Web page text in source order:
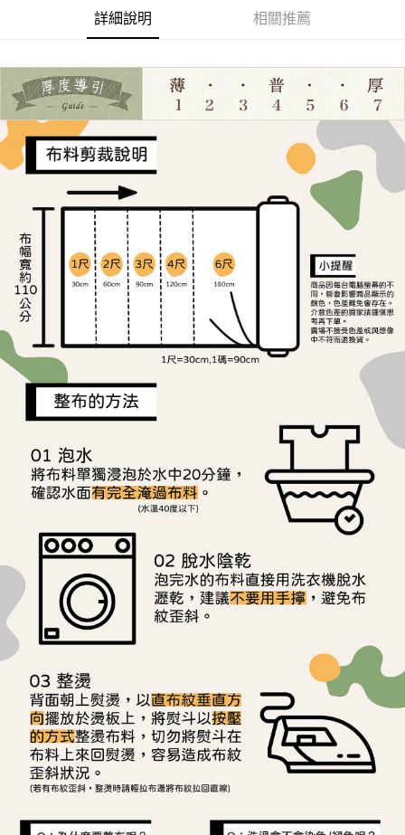
流程，驗證手機門號後，選擇欲分期的期數、繳款截止日，確認付款後即完
消。如遇「轉專審核」未通過狀況，表示未達大哥付你分期系統評分，恕無
法說明評估內容。
【繳款方式說明】
1.分期款項不併入電信帳單，「大哥付你分期」於每月結算日後寄送繳費提
醒簡訊。
2.透過簡訊連結打開帳單後，可選擇「超商條碼／台灣大直營門市／銀行轉
帳／街口支付／iPASS MONEY」等通路繳費。
【注意事項】
1.本服務係由「台灣大哥大股份有限公司」（以下簡稱本公司）所提供，讓
用戶於交易時，得透過本服務購買商品或服務，並由商店將買賣／分期付款
買賣價金債權讓與本公司後，依約使用本公司帳單繳交帳款。
2.基於同意付款使用「大哥付你分期」之契約關係目的，商店將以您的個人
資料（包含姓名、電話或地址）提供予台灣大哥大進項蒐集、處理及利用，
由本公司與您本人進行分期帳單所需資料之確認、核對及更正。
3.完整用戶服務條款，請詳閱以下連結：https://oppay.tw/userRule
【關於「AFTEE先享後付」】
AFTEE先享後付是「在收到商品之後才付款」的支付方式。 讓您購物簡單
１．簡單：不需註冊會員、不需綁卡、不需儲值。
２．便利：只要手機號碼，簡訊認證，即可結帳。
３．安心：先確認商品／服務後，再付款。
【「AFTEE先享後付」結帳流程】
１．於結帳方式選擇「AFTEE先享後付」後，將跳轉至「AFTEE先享後付」
結帳頁面，進行簡訊認證並確認金額後，即可完成結帳。
２．訂單成立數日內，您將收到繳費通知簡訊。
３．收到繳費通知簡訊後14天內，點擊此簡訊中的連結，可透過四大超商／
ATM／網路銀行／等多元方式進行付款，方視為交易完成。
※ 請注意：結帳手續完成當下不需立刻繳費，但若您需要取消訂單，請聯絡
購買商品的店家。未經商家同意取消之訂單仍視為有效，需透過AFTEE先享
後付繳納相關費用。
※ 交易是否成功請以「AFTEE先享後付 」之結帳頁面顯示為準，若有關於
是否繳費成功／繳費後需取消欲退款等相關疑問，請聯繫「AFTEE先享後付
客戶支援中心」 https://netprotections.freshdesk.com/support/home
【注意事項】
１．透過由恩沛科技股份有限公司提供之「AFTEE先享後付」服務完成之交
易，需依本服務之必要範圍內提供個人資料，並將交易相關給付款項請求債
權轉讓予恩沛科技股份有限公司。
２．關於個人資料處理事宜，請瀏覽以下網址：
３．未成年的使用者請事先徵得法定代理人或監護人之同意方可使用
「AFTEE先享後付」，若未經同意申辦者引起之損失，本公司不負相關責
任。
４．使用「AFTEE先享後付」時，將依據個別帳號之用戶狀況，依本公司即
時審查核予不同之上限額度；若仍有額度不足之情形，本公司將視審查結果
５．嚴禁一人註冊多個帳號或使用他人資訊註冊。若發現惡意使用之情形，
恩沛科技股份有限公司將有權停止該用戶之使用額度並採取法律行動。
運送方式
全家取貨付款
每筆NT$65，滿NT$1,500(含以上)免運費
7-11取貨付款
每筆NT$65，滿NT$1,500(含以上)免運費
每筆NT$150，滿NT$1,500(含以上)免運費
離島宅配
每筆NT$240
詳細說明 相關推薦